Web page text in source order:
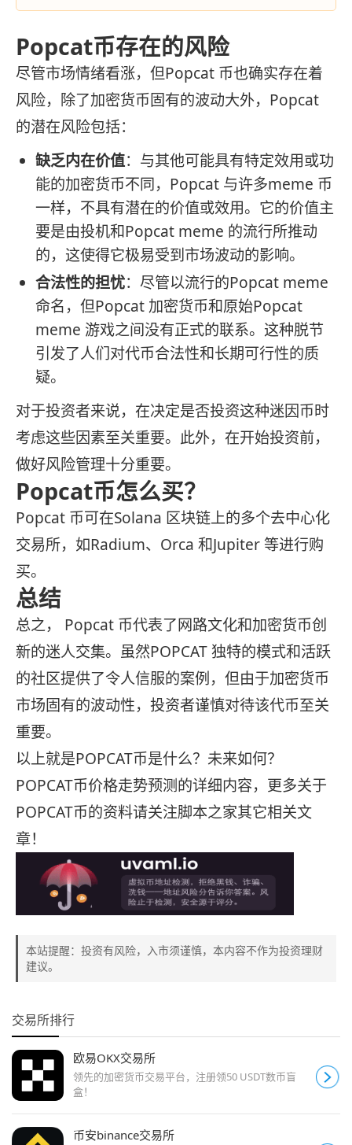
Popcat币存在的风险
尽管市场情绪看涨，但Popcat 币也确实存在着
风险，除了加密货币固有的波动大外，Popcat
的潜在风险包括：
缺乏内在价值：与其他可能具有特定效用或功
能的加密货币不同，Popcat 与许多meme 币
一样，不具有潜在的价值或效用。它的价值主
要是由投机和Popcat meme 的流行所推动
的，这使得它极易受到市场波动的影响。
合法性的担忧：尽管以流行的Popcat meme
命名，但Popcat 加密货币和原始Popcat
meme 游戏之间没有正式的联系。这种脱节
引发了人们对代币合法性和长期可行性的质
疑。
对于投资者来说，在决定是否投资这种迷因币时
考虑这些因素至关重要。此外，在开始投资前，
做好风险管理十分重要。
Popcat币怎么买？
Popcat 币可在Solana 区块链上的多个去中心化
交易所，如Radium、Orca 和Jupiter 等进行购
买。
总结
总之， Popcat 币代表了网路文化和加密货币创
新的迷人交集。虽然POPCAT 独特的模式和活跃
的社区提供了令人信服的案例，但由于加密货币
市场固有的波动性，投资者谨慎对待该代币至关
重要。
以上就是POPCAT币是什么？未来如何？
POPCAT币价格走势预测的详细内容，更多关于
POPCAT币的资料请关注脚本之家其它相关文
章！
本站提醒：投资有风险，入市须谨慎，本内容不作为投资理财
建议。
交易所排行
欧易OKX交易所
领先的加密货币交易平台，注册领50 USDT数币盲
盒！
币安binance交易所